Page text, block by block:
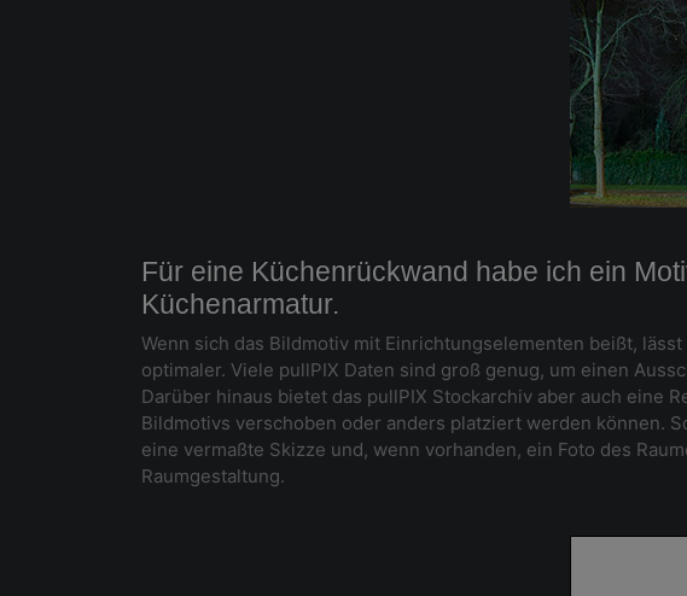
Für eine Küchenrückwand habe ich ein
Küchenarmatur.
Wenn sich das Bildmotiv mit Einrichtungselementen beißt,
optimaler. Viele pullPIX Daten sind groß genug, um einen
Darüber hinaus bietet das pullPIX Stockarchiv aber auch eine
Bildmotivs verschoben oder anders platziert werden können.
eine vermaßte Skizze und, wenn vorhanden, ein Foto des
Raumgestaltung.